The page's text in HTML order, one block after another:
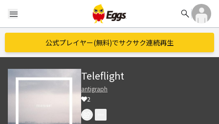
menu search
公式プレイヤー(無料)でサクサク連続再生
Teleflight
antigraph
2